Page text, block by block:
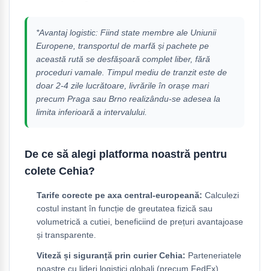
*Avantaj logistic: Fiind state membre ale Uniunii
Europene, transportul de marfă și pachete pe
această rută se desfășoară complet liber, fără
proceduri vamale. Timpul mediu de tranzit este de
doar 2-4 zile lucrătoare, livrările în orașe mari
precum Praga sau Brno realizându-se adesea la
limita inferioară a intervalului.
De ce să alegi platforma noastră pentru
colete Cehia?
Tarife corecte pe axa central-europeană: Calculezi
costul instant în funcție de greutatea fizică sau
volumetrică a cutiei, beneficiind de prețuri avantajoase
și transparente.
Viteză și siguranță prin curier Cehia: Parteneriatele
noastre cu lideri logistici globali (precum FedEx)